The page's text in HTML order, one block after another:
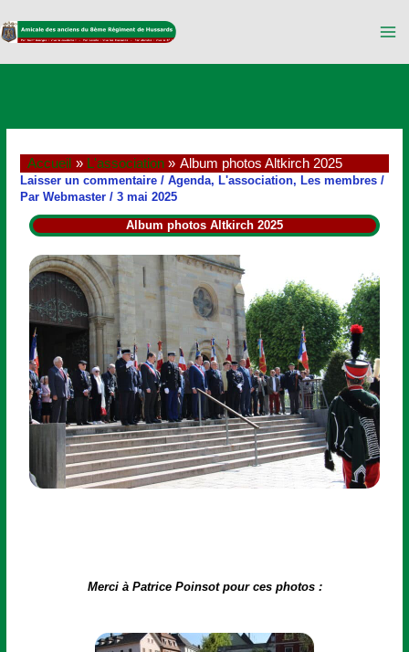
au
contenu
Accueil L'association Album photos Altkirch 2025
Laisser un commentaire /Agenda, L'association, Les membres /
ParWebmaster/3 mai 2025
Album photos Altkirch 2025
Merci à Patrice Poinsot pour ces photos :